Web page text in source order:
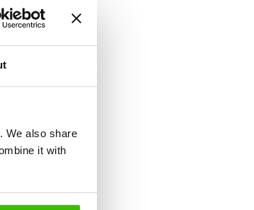
We also share
it with